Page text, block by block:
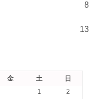
8
13
金 土
日
1
2